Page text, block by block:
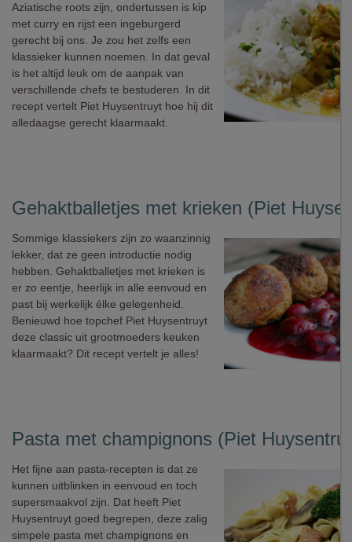
Aziatische roots zijn, ondertussen is kip
met curry en rijst een ingeburgerd
gerecht bij ons. Je zou het zelfs een
klassieker kunnen noemen. In dat geval
is het altijd leuk om de aanpak van
verschillende chefs te bestuderen. In dit
recept vertelt Piet Huysentruyt hoe hij dit
alledaagse gerecht klaarmaakt.
Gehaktballetjes met krieken (Piet
Sommige klassiekers zijn zo waanzinnig
lekker, dat ze geen introductie nodig
hebben. Gehaktballetjes met krieken is
er zo eentje, heerlijk in alle eenvoud en
past bij werkelijk élke gelegenheid.
Benieuwd hoe topchef Piet Huysentruyt
deze classic uit grootmoeders keuken
klaarmaakt? Dit recept vertelt je alles!
Pasta met champignons (Piet
Het fijne aan pasta-recepten is dat ze
kunnen uitblinken in eenvoud en toch
supersmaakvol zijn. Dat heeft Piet
Huysentruyt goed begrepen, deze zalig
simpele pasta met champignons en